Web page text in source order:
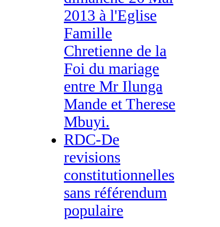
2013 à l'Eglise
Famille
Chretienne de la
Foi du mariage
entre Mr Ilunga
Mande et Therese
Mbuyi.
RDC-De
revisions
constitutionnelles
sans référendum
populaire